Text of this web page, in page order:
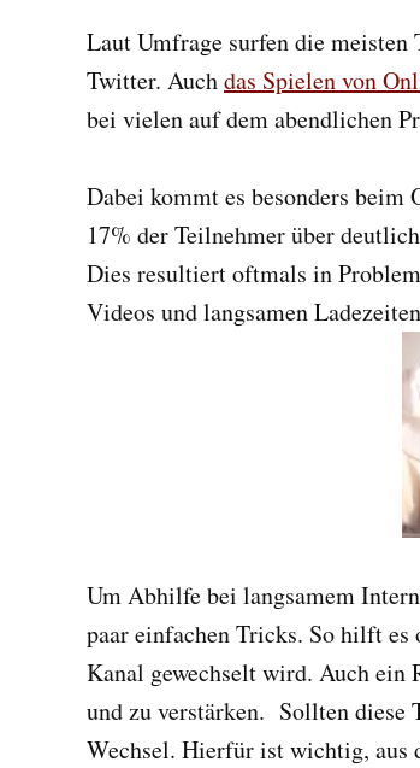
Laut Umfrage surfen die meisten
Twitter. Auchdas Spielen von
bei vielen auf dem abendlichen
Dabei kommt es besonders beim
17% der Teilnehmer über
Dies resultiert oftmals in
Videos und langsamen
Um Abhilfe bei langsamem
paar einfachen Tricks. So hilft
Kanal gewechselt wird. Auch ein
und zu verstärken. Sollten
Wechsel. Hierfür ist wichtig, aus